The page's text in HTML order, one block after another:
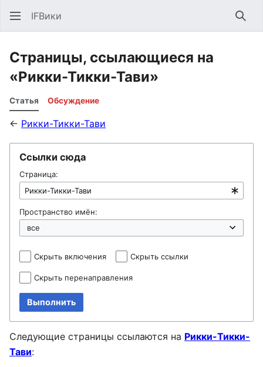
IFВики
Страницы, ссылающиеся на
«Рикки-Тикки-Тави»
Статья Обсуждение
← Рикки-Тикки-Тави
Ссылки сюда
Страница:
Пространство имён:
Скрыть включения Скрыть ссылки
Скрыть перенаправления
Выполнить
Следующие страницы ссылаются на Рикки-Тикки-
Тави: